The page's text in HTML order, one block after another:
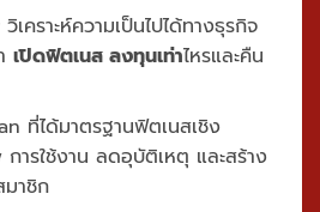
คราะห์ความเป็นไปได้ทางธุรกิจ
เปิดฟิตเนส ลงทุนเท่าไหรและคืน
ที่ได้มาตรฐานฟิตเนสเชิง
ารใช้งาน ลดอุบัติเหตุ และสร้าง
าชิก